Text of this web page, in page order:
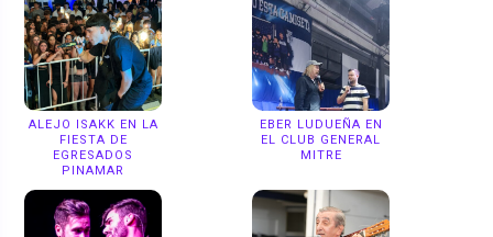
ALEJO ISAKK EN LA
FIESTA DE
EGRESADOS
PINAMAR
EBER LUDUEÑA EN
EL CLUB GENERAL
MITRE